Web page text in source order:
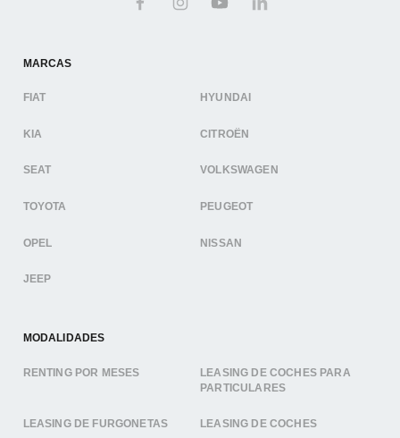
MARCAS
FIAT HYUNDAI
KIA CITROËN
SEAT VOLKSWAGEN
TOYOTA PEUGEOT
OPEL NISSAN
JEEP
MODALIDADES
RENTING POR MESES
LEASING DE COCHES PARA
PARTICULARES
LEASING DE FURGONETAS LEASING DE COCHES